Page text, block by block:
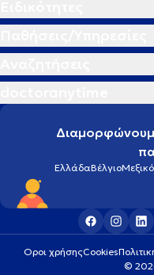
ΕλλάδαΒέλγιοΜεξικό
Οροι χρήσηςCookies
©